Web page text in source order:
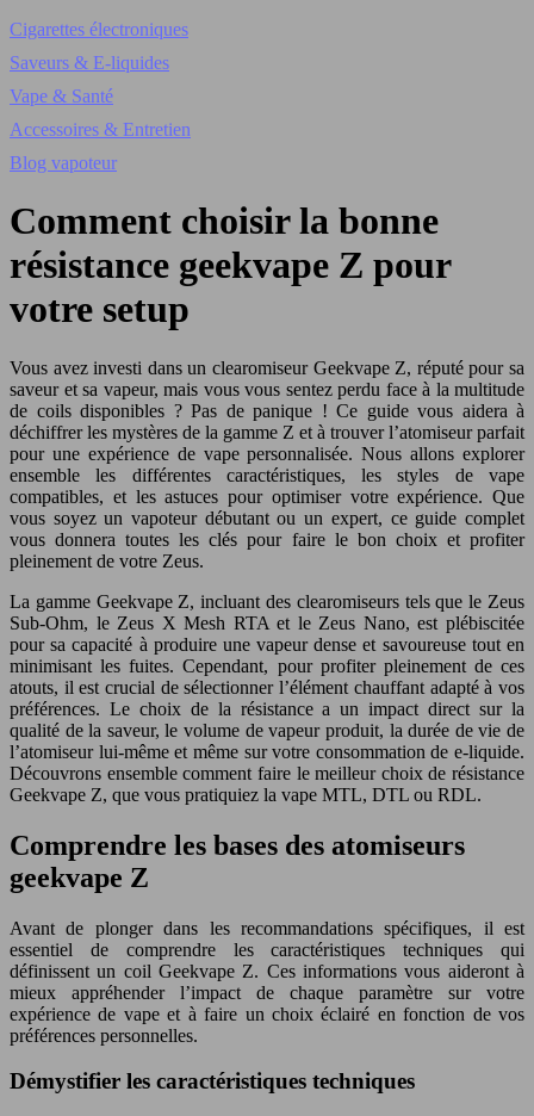
Cigarettes électroniques
Saveurs & E-liquides
Vape & Santé
Accessoires & Entretien
Blog vapoteur
Comment choisir la bonne
résistance geekvape Z pour
votre setup
Vous avez investi dans un clearomiseur Geekvape Z, réputé pour sa
saveur et sa vapeur, mais vous vous sentez perdu face à la multitude
de coils disponibles ? Pas de panique ! Ce guide vous aidera à
déchiffrer les mystères de la gamme Z et à trouver l’atomiseur parfait
pour une expérience de vape personnalisée. Nous allons explorer
ensemble les différentes caractéristiques, les styles de vape
compatibles, et les astuces pour optimiser votre expérience. Que
vous soyez un vapoteur débutant ou un expert, ce guide complet
vous donnera toutes les clés pour faire le bon choix et profiter
pleinement de votre Zeus.
La gamme Geekvape Z, incluant des clearomiseurs tels que le Zeus
Sub-Ohm, le Zeus X Mesh RTA et le Zeus Nano, est plébiscitée
pour sa capacité à produire une vapeur dense et savoureuse tout en
minimisant les fuites. Cependant, pour profiter pleinement de ces
atouts, il est crucial de sélectionner l’élément chauffant adapté à vos
préférences. Le choix de la résistance a un impact direct sur la
qualité de la saveur, le volume de vapeur produit, la durée de vie de
l’atomiseur lui-même et même sur votre consommation de e-liquide.
Découvrons ensemble comment faire le meilleur choix de résistance
Geekvape Z, que vous pratiquiez la vape MTL, DTL ou RDL.
Comprendre les bases des atomiseurs
geekvape Z
Avant de plonger dans les recommandations spécifiques, il est
essentiel de comprendre les caractéristiques techniques qui
définissent un coil Geekvape Z. Ces informations vous aideront à
mieux appréhender l’impact de chaque paramètre sur votre
expérience de vape et à faire un choix éclairé en fonction de vos
préférences personnelles.
Démystifier les caractéristiques techniques